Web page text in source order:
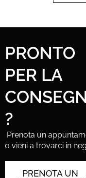
PRONTO
PER LA
?
Prenota un
o vieni a trovarci in
PRENOTA UN